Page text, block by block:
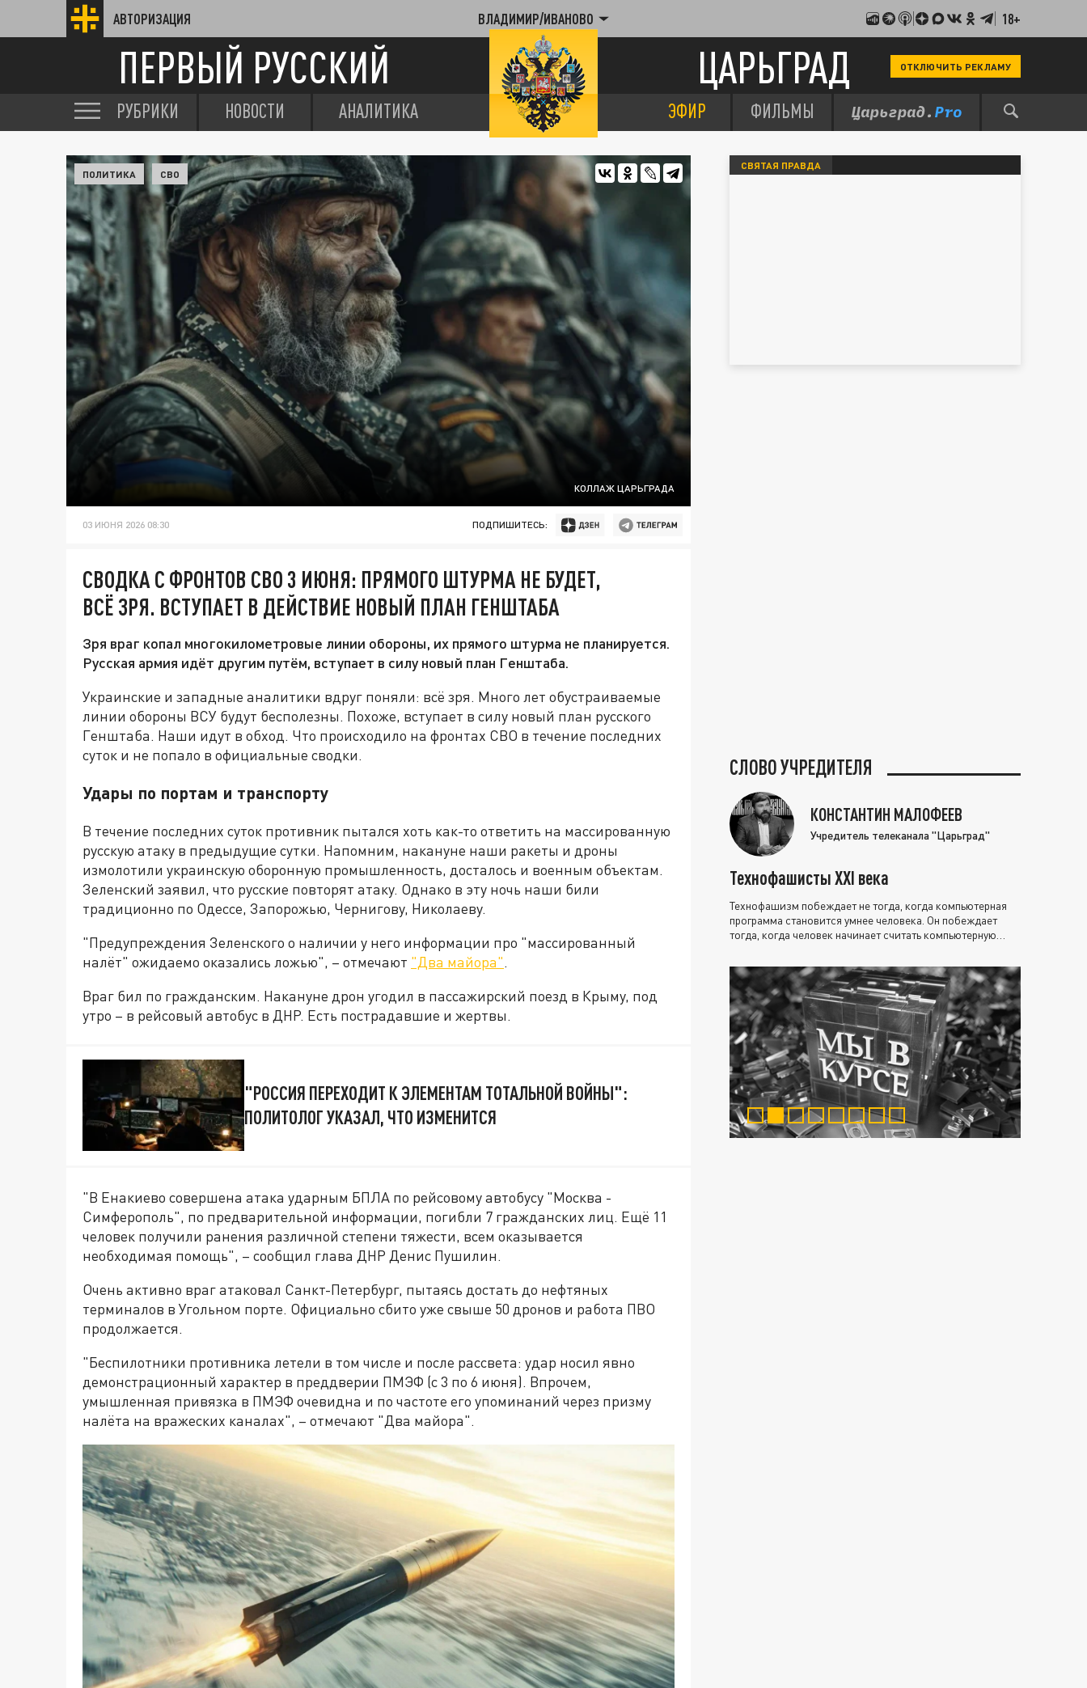
АВТОРИЗАЦИЯ ВЛАДИМИР/ИВАНОВО 18+
ПЕРВЫЙ РУССКИЙ ЦАРЬГРАД ОТКЛЮЧИТЬ РЕКЛАМУ
РУБРИКИ НОВОСТИ АНАЛИТИКА ЭФИР ФИЛЬМЫ
КОЛЛАЖ ЦАРЬГРАДА
ПОЛИТИКА СВО
03 ИЮНЯ 2026 08:30 ПОДПИШИТЕСЬ:
СВОДКА С ФРОНТОВ СВО 3 ИЮНЯ: ПРЯМОГО ШТУРМА НЕ БУДЕТ,
ВСЁ ЗРЯ. ВСТУПАЕТ В ДЕЙСТВИЕ НОВЫЙ ПЛАН ГЕНШТАБА
Зря враг копал многокилометровые линии обороны, их прямого штурма не планируется.
Русская армия идёт другим путём, вступает в силу новый план Генштаба.
Украинские и западные аналитики вдруг поняли: всё зря. Много лет обустраиваемые
линии обороны ВСУ будут бесполезны. Похоже, вступает в силу новый план русского
Генштаба. Наши идут в обход. Что происходило на фронтах СВО в течение последних
суток и не попало в официальные сводки.
Удары по портам и транспорту
В течение последних суток противник пытался хоть как-то ответить на массированную
русскую атаку в предыдущие сутки. Напомним, накануне наши ракеты и дроны
измолотили украинскую оборонную промышленность, досталось и военным объектам.
Зеленский заявил, что русские повторят атаку. Однако в эту ночь наши били
традиционно по Одессе, Запорожью, Чернигову, Николаеву.
"Предупреждения Зеленского о наличии у него информации про "массированный
налёт" ожидаемо оказались ложью", – отмечают "Два майора".
Враг бил по гражданским. Накануне дрон угодил в пассажирский поезд в Крыму, под
утро – в рейсовый автобус в ДНР. Есть пострадавшие и жертвы.
"РОССИЯ ПЕРЕХОДИТ К ЭЛЕМЕНТАМ ТОТАЛЬНОЙ ВОЙНЫ":
ПОЛИТОЛОГ УКАЗАЛ, ЧТО ИЗМЕНИТСЯ
"В Енакиево совершена атака ударным БПЛА по рейсовому автобусу "Москва -
Симферополь", по предварительной информации, погибли 7 гражданских лиц. Ещё 11
человек получили ранения различной степени тяжести, всем оказывается
необходимая помощь", – сообщил глава ДНР Денис Пушилин.
Очень активно враг атаковал Санкт-Петербург, пытаясь достать до нефтяных
терминалов в Угольном порте. Официально сбито уже свыше 50 дронов и работа ПВО
продолжается.
"Беспилотники противника летели в том числе и после рассвета: удар носил явно
демонстрационный характер в преддверии ПМЭФ (с 3 по 6 июня). Впрочем,
умышленная привязка в ПМЭФ очевидна и по частоте его упоминаний через призму
налёта на вражеских каналах", – отмечают "Два майора".
СВЯТАЯ ПРАВДА
СЛОВО УЧРЕДИТЕЛЯ
КОНСТАНТИН МАЛОФЕЕВ
Учредитель телеканала "Царьград"
Технофашисты XXI века
Технофашизм побеждает не тогда, когда компьютерная
программа становится умнее человека. Он побеждает
тогда, когда человек начинает считать компьютерную